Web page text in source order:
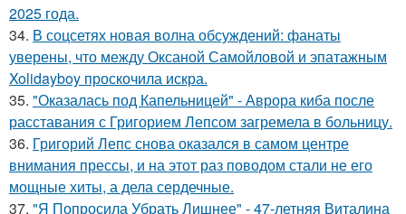
2025 года.
34. В соцсетях новая волна обсуждений: фанаты
уверены, что между Оксаной Самойловой и эпатажным
Xolidayboy проскочила искра.
35. "Оказалась под Капельницей" - Аврора киба после
расставания с Григорием Лепсом загремела в больницу.
36. Григорий Лепс снова оказался в самом центре
внимания прессы, и на этот раз поводом стали не его
мощные хиты, а дела сердечные.
37. "Я Попросила Убрать Лишнее" - 47-летняя Виталина